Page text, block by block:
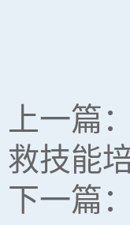
上一篇：
救技能
下一篇：